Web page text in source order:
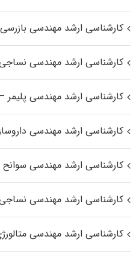
کارشناسی ارشد مهندسی
کارشناسی ارشد مهندسی
کارشناسی ارشد مهندسی پلیمر
کارشناسی ارشد مهندسی
کارشناسی ارشد مهندسی
کارشناسی ارشد مهندسی
کارشناسی ارشد مهندسی